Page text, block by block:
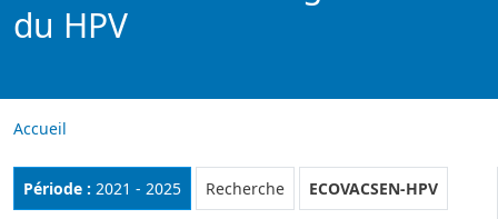
du HPV
Accueil
Période : 2021 - 2025 Rubrique :
Recherche
ECOVACSEN-HPV